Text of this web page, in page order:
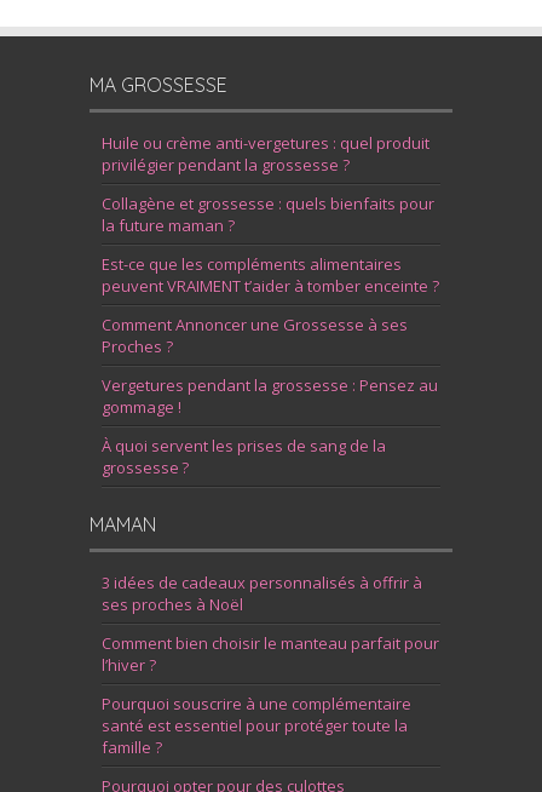
MA GROSSESSE
Huile ou crème anti-vergetures : quel produit
privilégier pendant la grossesse ?
Collagène et grossesse : quels bienfaits pour
la future maman ?
Est-ce que les compléments alimentaires
peuvent VRAIMENT t’aider à tomber enceinte ?
Comment Annoncer une Grossesse à ses
Proches ?
Vergetures pendant la grossesse : Pensez au
gommage !
À quoi servent les prises de sang de la
grossesse ?
MAMAN
3 idées de cadeaux personnalisés à offrir à
ses proches à Noël
Comment bien choisir le manteau parfait pour
l’hiver ?
Pourquoi souscrire à une complémentaire
santé est essentiel pour protéger toute la
famille ?
Pourquoi opter pour des culottes